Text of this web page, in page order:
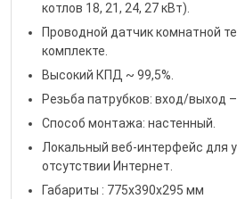
котлов 18, 21, 24, 27 кВт).
Проводной датчик комнатной
комплекте.
Высокий КПД ~ 99,5%.
Резьба патрубков: вход/выход
Способ монтажа: настенный.
Локальный веб-интерфейс для
отсутствии Интернет.
Габариты : 775х390х295 мм